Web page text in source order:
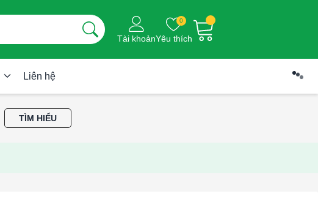
Tài khoản
0
Yêu thích
Liên hệ
TÌM HIỂU